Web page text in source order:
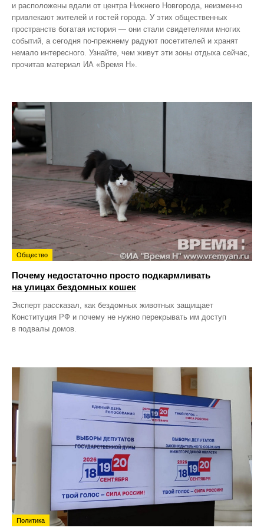
и расположены вдали от центра Нижнего Новгорода, неизменно
привлекают жителей и гостей города. У этих общественных
пространств богатая история — они стали свидетелями многих
событий, а сегодня по‑прежнему радуют посетителей и хранят
немало интересного. Узнайте, чем живут эти зоны отдыха сейчас,
прочитав материал ИА «Время Н».
Общество
Почему недостаточно просто подкармливать
на улицах бездомных кошек
Эксперт рассказал, как бездомных животных защищает
Конституция РФ и почему не нужно перекрывать им доступ
в подвалы домов.
Политика